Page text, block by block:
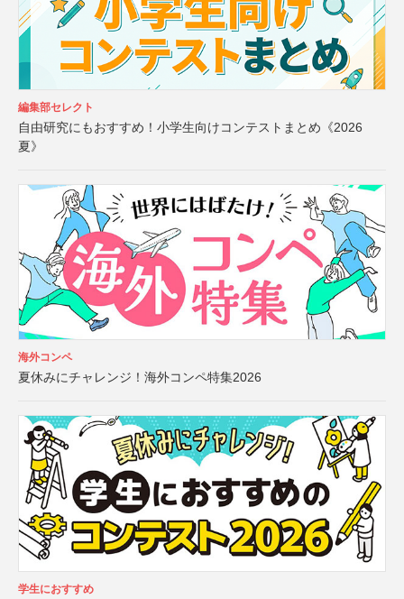
編集部セレクト
自由研究にもおすすめ！小学生向けコンテストまとめ《2026
夏》
海外コンペ
夏休みにチャレンジ！海外コンペ特集2026
学生におすすめ